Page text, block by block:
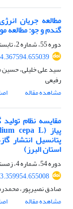
مطالعه جریان
گندم و جو: مطالعه
دوره 55، شماره 2، تابستان 1403، صفحه
سید علی خلیلی،
رفیعی
مشاهده مقاله
پتانسیل انتشار
استان البرز)
دوره 54، شماره 4، زمستان 1402، صفحه
صادق نصیرپور،
مشاهده مقاله